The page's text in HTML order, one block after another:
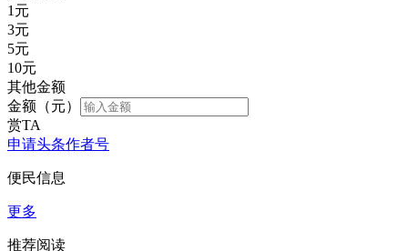
1 元
3元
5元
10元
其他金额
金额（元）
赏TA
申请头条作者号
便民信息
更多
推荐阅读